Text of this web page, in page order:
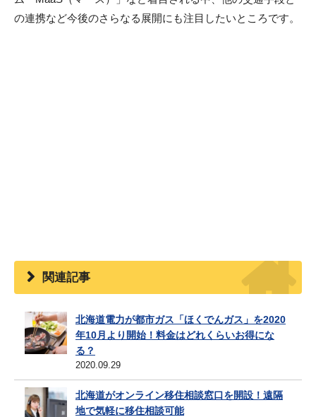
の連携など今後のさらなる展開にも注目したいところです。
関連記事
北海道電力が都市ガス「ほくでんガス」を2020
年10月より開始！料金はどれくらいお得にな
る？
2020.09.29
北海道がオンライン移住相談窓口を開設！遠隔
地で気軽に移住相談可能